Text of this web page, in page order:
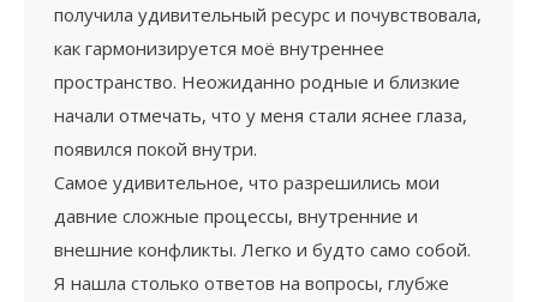
получила удивительный ресурс и почувствовала,
как гармонизируется моё внутреннее
пространство. Неожиданно родные и близкие
начали отмечать, что у меня стали яснее глаза,
появился покой внутри.
Самое удивительное, что разрешились мои
давние сложные процессы, внутренние и
внешние конфликты. Легко и будто само собой.
Я нашла столько ответов на вопросы, глубже